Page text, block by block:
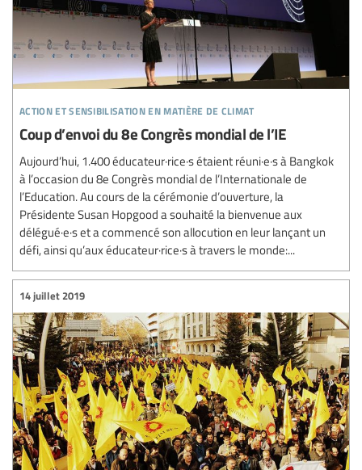
action et sensibilisation en matière de climat
Coup d’envoi du 8e Congrès mondial de l’IE
Aujourd’hui, 1.400 éducateur·rice·s étaient réuni·e·s à Bangkok
à l’occasion du 8e Congrès mondial de l’Internationale de
l’Education. Au cours de la cérémonie d’ouverture, la
Présidente Susan Hopgood a souhaité la bienvenue aux
délégué·e·s et a commencé son allocution en leur lançant un
défi, ainsi qu’aux éducateur·rice·s à travers le monde:...
14 juillet 2019